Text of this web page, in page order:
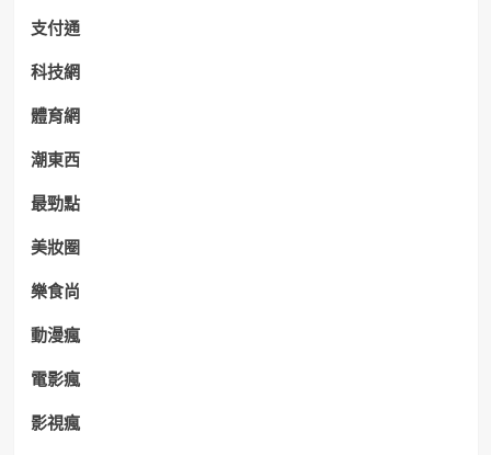
支付通
科技網
體育網
潮東西
最勁點
美妝圈
樂食尚
動漫瘋
電影瘋
影視瘋